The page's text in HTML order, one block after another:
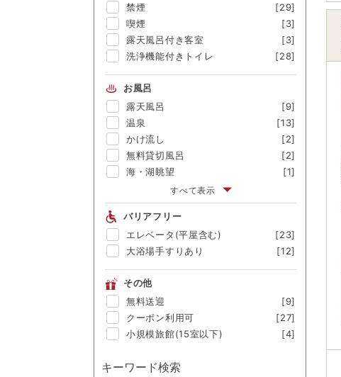
松茸
[-]
禁煙
[29]
喫煙
[3]
露天風呂付き客室
[3]
洗浄機能付きトイレ
[28]
お風呂
露天風呂
[9]
温泉
[13]
かけ流し
[2]
無料貸切風呂
[2]
海・湖眺望
[1]
富士山眺望
渓流眺望
[-]
にごり湯
美肌の湯
[1]
すべて表示
バリアフリー
エレベータ(平屋含む)
[23]
大浴場手すりあり
[12]
その他
無料送迎
[9]
クーポン利用可
[27]
小規模旅館(15室以下)
[4]
キーワード検索